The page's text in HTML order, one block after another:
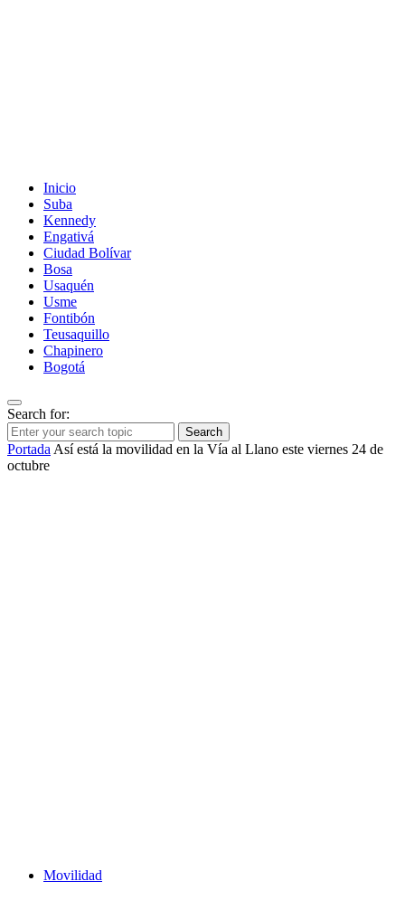
Inicio
Suba
Kennedy
Engativá
Ciudad Bolívar
Bosa
Usaquén
Usme
Fontibón
Teusaquillo
Chapinero
Bogotá
Search for:
Search
Portada Así está la movilidad en la Vía al Llano este viernes 24 de
octubre
Movilidad